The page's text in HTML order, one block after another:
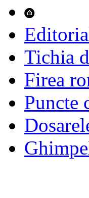
Tichia
Firea
Puncte